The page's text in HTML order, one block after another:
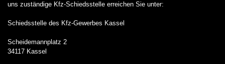
uns zuständige Kfz-Schiedsstelle erreichen Sie unter:
Schiedsstelle des Kfz-Gewerbes Kassel
Scheidemannplatz 2
34117 Kassel